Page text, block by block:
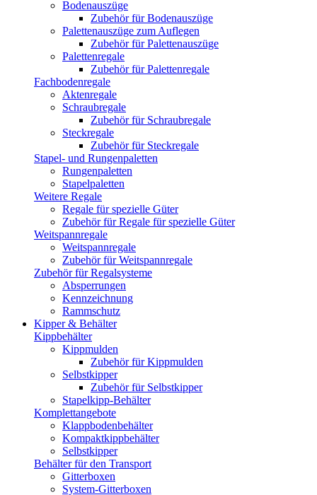
Bodenauszüge
Zubehör für Bodenauszüge
Palettenauszüge zum Auflegen
Zubehör für Palettenauszüge
Palettenregale
Zubehör für Palettenregale
Fachbodenregale
Aktenregale
Schraubregale
Zubehör für Schraubregale
Steckregale
Zubehör für Steckregale
Stapel- und Rungenpaletten
Rungenpaletten
Stapelpaletten
Weitere Regale
Regale für spezielle Güter
Zubehör für Regale für spezielle Güter
Weitspannregale
Weitspannregale
Zubehör für Weitspannregale
Zubehör für Regalsysteme
Absperrungen
Kennzeichnung
Rammschutz
Kipper & Behälter
Kippbehälter
Kippmulden
Zubehör für Kippmulden
Selbstkipper
Zubehör für Selbstkipper
Stapelkipp-Behälter
Komplettangebote
Klappbodenbehälter
Kompaktkippbehälter
Selbstkipper
Behälter für den Transport
Gitterboxen
System-Gitterboxen